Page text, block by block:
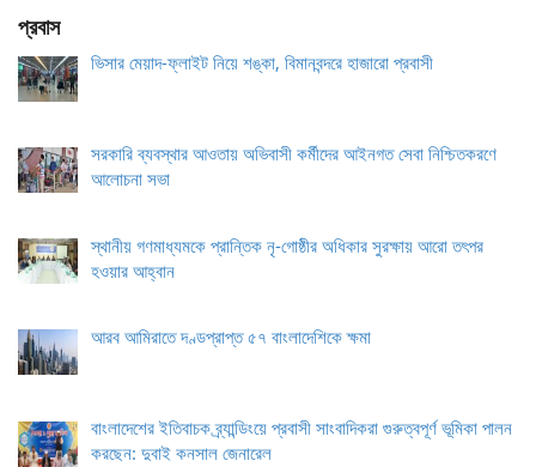
প্রবাস
ভিসার মেয়াদ-ফ্লাইট নিয়ে শঙ্কা, বিমানবন্দরে হাজারো প্রবাসী
সরকারি ব্যবস্থার আওতায় অভিবাসী কর্মীদের আইনগত সেবা নিশ্চিতকরণে
আলোচনা সভা
স্থানীয় গণমাধ্যমকে প্রান্তিক নৃ-গোষ্ঠীর অধিকার সুরক্ষায় আরো তৎপর
হওয়ার আহ্বান
আরব আমিরাতে দণ্ডপ্রাপ্ত ৫৭ বাংলাদেশিকে ক্ষমা
বাংলাদেশের ইতিবাচক ব্র্যান্ডিংয়ে প্রবাসী সাংবাদিকরা গুরুত্বপূর্ণ ভূমিকা পালন
করছেন: দুবাই কনসাল জেনারেল